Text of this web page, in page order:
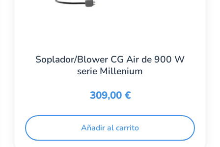
Soplador/Blower CG Air de 900 W
serie Millenium
309,00 €
Añadir al carrito